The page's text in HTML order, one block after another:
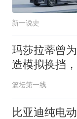
新一说史
玛莎拉蒂曾
造模拟换挡
2025年取消
篮坛第一线
比亚迪纯电